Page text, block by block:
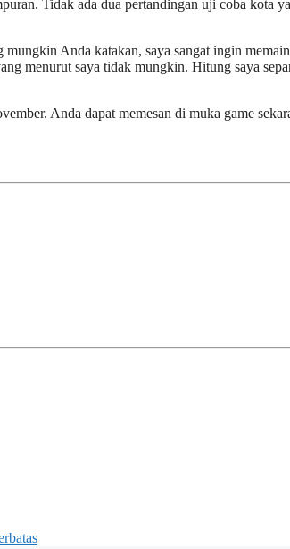
Tidak ada dua pertandingan uji coba kota
mungkin Anda katakan, saya sangat ingin
menurut saya tidak mungkin. Hitung saya
Anda dapat memesan di muka game